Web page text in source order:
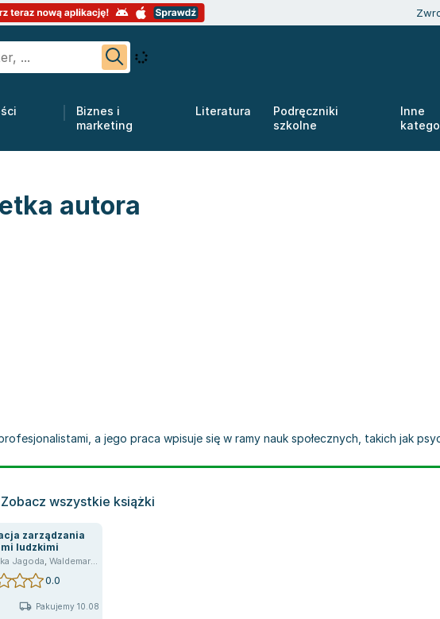
Biznes i
marketing
Literatura
Podręczniki
szkolne
Inne
autora
a jego praca wpisuje się w ramy nauk społecznych, takich jak
Zobacz wszystkie książki
Stańczyk-Hugiet,Mieczysław Morawski
zarządzania
ludzkimi
Jagoda, Waldemar J
0.0
Pakujemy 10.08